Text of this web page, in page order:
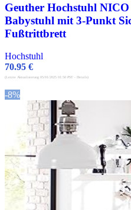
Geuther Hochstuhl
Babystuhl mit 3-Punkt
Fußtrittbrett
Hochstuhl
70.95 €
(Letzte Aktualisierung 05/01/2025 01:50 PST - Details)
-8%